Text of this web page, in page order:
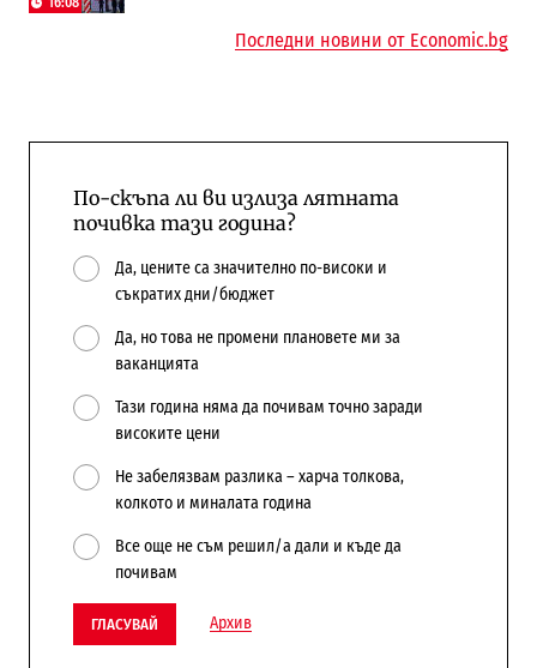
Последни новини от Economic.bg
По-скъпа ли ви излиза лятната
почивка тази година?
Да, цените са значително по-високи и
съкратих дни/бюджет
Да, но това не промени плановете ми за
ваканцията
Тази година няма да почивам точно заради
високите цени
Не забелязвам разлика – харча толкова,
колкото и миналата година
Все още не съм решил/а дали и къде да
почивам
ГЛАСУВАЙ Архив